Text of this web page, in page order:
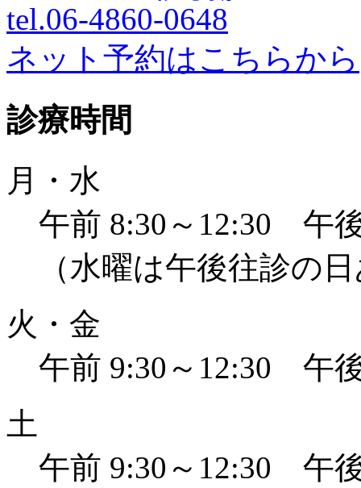
tel.06-4860-0648
ネット予約はこちらから
診療時間
月・水
午前 8:30～12:30 午
（水曜は午後往診の
火・金
午前 9:30～12:30 午
土
午前 9:30～12:30 午